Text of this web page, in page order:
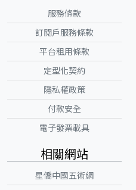
服務條款
訂閱戶服務條款
平台租用條款
定型化契約
隱私權政策
付款安全
電子發票載具
相關網站
星僑中國五術網